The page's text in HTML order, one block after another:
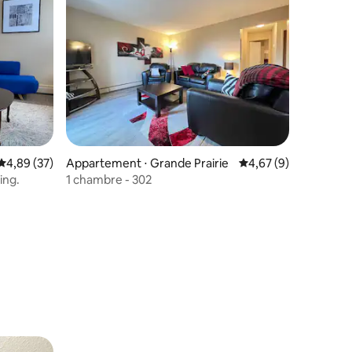
moyenne sur la base de 37 commentaires : 4,89 sur 5
4,89 (37)
Appartement ⋅ Grande Prairie Évaluation moyenne
4,67 (9)
1 chambre - 302